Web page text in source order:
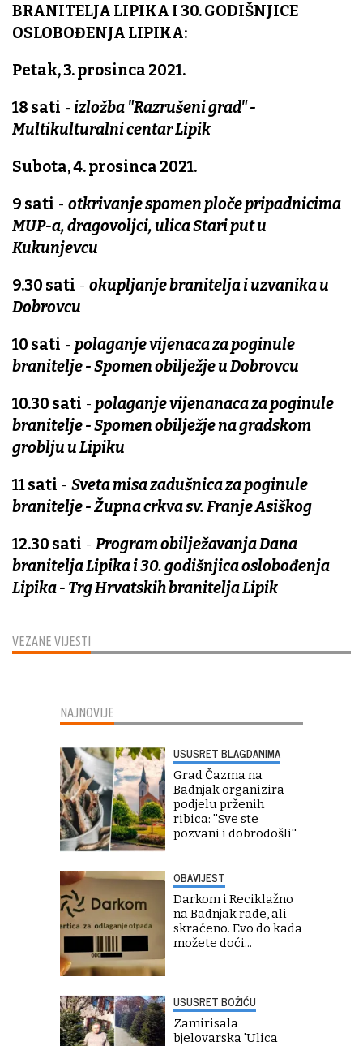
VEZANE VIJESTI
BRANITELJA LIPIKA I 30. GODIŠNJICE
OSLOBOĐENJA LIPIKA:
Petak, 3. prosinca 2021.
18 sati - izložba "Razrušeni grad" -
Multikulturalni centar Lipik
Subota, 4. prosinca 2021.
9 sati - otkrivanje spomen ploče pripadnicima
MUP-a, dragovoljci, ulica Stari put u
Kukunjevcu
9.30 sati - okupljanje branitelja i uzvanika u
Dobrovcu
10 sati - polaganje vijenaca za poginule
branitelje - Spomen obilježje u Dobrovcu
10.30 sati - polaganje vijenanaca za poginule
branitelje - Spomen obilježje na gradskom
groblju u Lipiku
11 sati - Sveta misa zadušnica za poginule
branitelje - Župna crkva sv. Franje Asiškog
12.30 sati - Program obilježavanja Dana
branitelja Lipika i 30. godišnjica oslobođenja
Lipika - Trg Hrvatskih branitelja Lipik
NAJNOVIJE
USUSRET BLAGDANIMA
Grad Čazma na
Badnjak organizira
podjelu prženih
ribica: ''Sve ste
pozvani i dobrodošli''
OBAVIJEST
Darkom i Reciklažno
na Badnjak rade, ali
skraćeno. Evo do kada
možete doći...
USUSRET BOŽIĆU
Zamirisala
bjelovarska 'Ulica